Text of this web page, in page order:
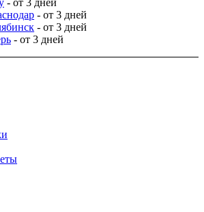
- от 3 дней
- от 3 дней
- от 3 дней